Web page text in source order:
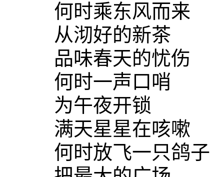
何时乘东风而来
从沏好的新茶
品味春天的忧伤
何时一声口哨
为午夜开锁
满天星星在咳嗽
何时放飞一只鸽子